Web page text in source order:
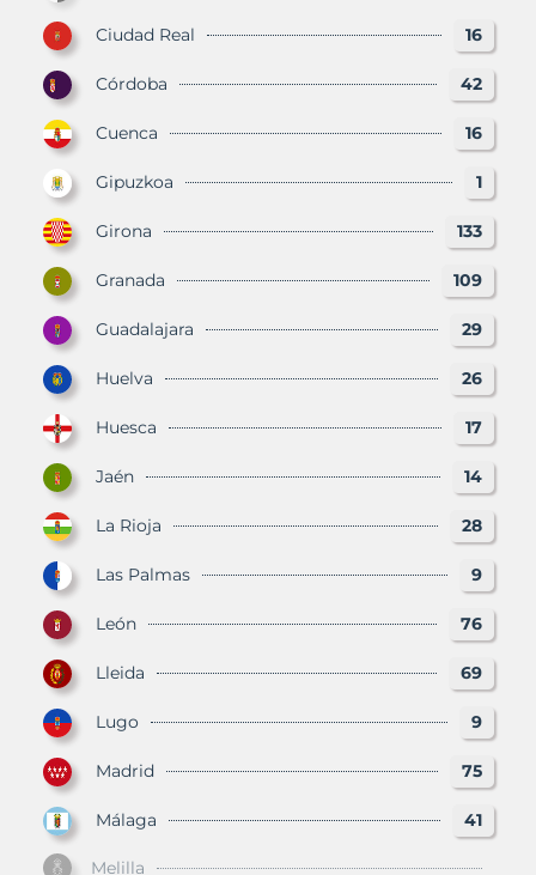
Ciudad Real 16
Córdoba 42
Cuenca 16
Gipuzkoa 1
Girona 133
Granada 109
Guadalajara 29
Huelva 26
Huesca 17
Jaén 14
La Rioja 28
Las Palmas 9
León 76
Lleida 69
Lugo 9
Madrid 75
Málaga 41
Melilla